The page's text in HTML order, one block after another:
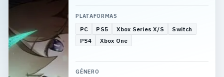
PLATAFORMAS
PC PS5 Xbox Series X/S
Switch
PS4
Xbox One
GÉNERO